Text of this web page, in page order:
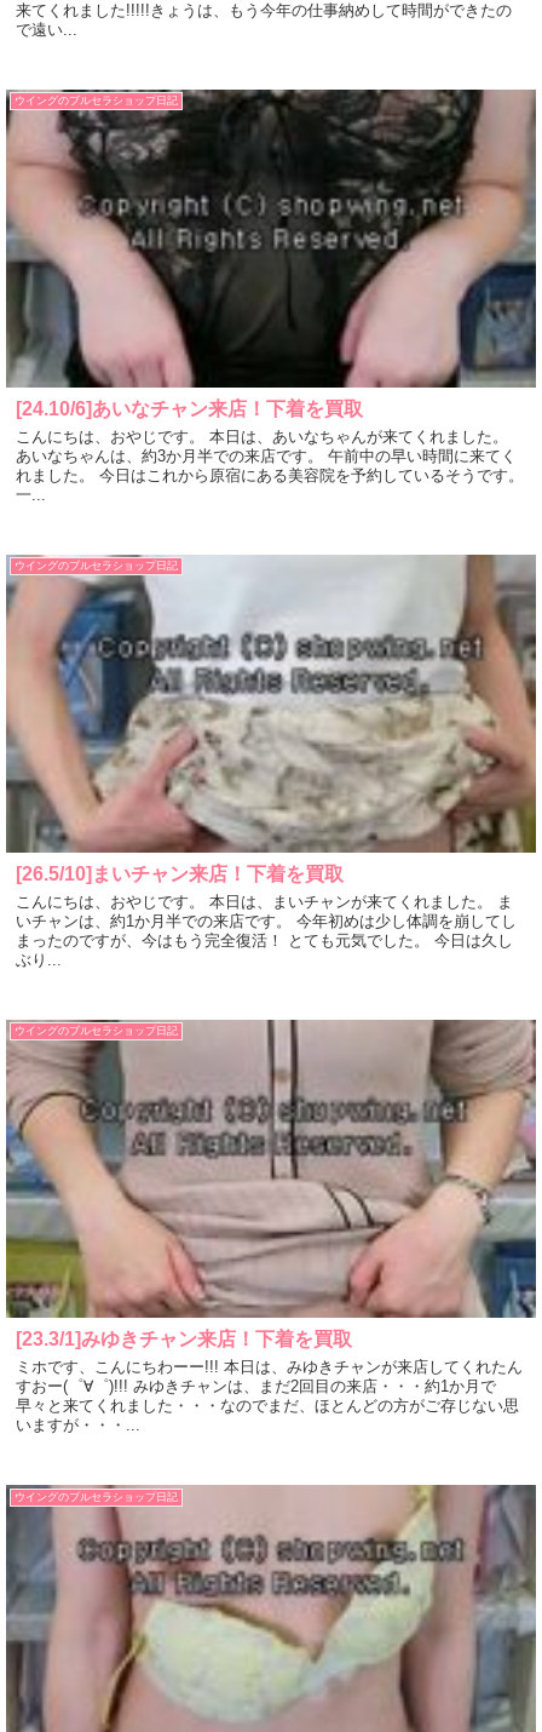
来てくれました!!!!!きょうは、もう今年の仕事納めして時間ができたの
で遠い...
ウイングのブルセラショップ日記
[24.10/6]あいなチャン来店！下着を買取
こんにちは、おやじです。 本日は、あいなちゃんが来てくれました。
あいなちゃんは、約3か月半での来店です。 午前中の早い時間に来てく
れました。 今日はこれから原宿にある美容院を予約しているそうです。
一...
ウイングのブルセラショップ日記
[26.5/10]まいチャン来店！下着を買取
こんにちは、おやじです。 本日は、まいチャンが来てくれました。 ま
いチャンは、約1か月半での来店です。 今年初めは少し体調を崩してし
まったのですが、今はもう完全復活！ とても元気でした。 今日は久し
ぶり...
ウイングのブルセラショップ日記
[23.3/1]みゆきチャン来店！下着を買取
ミホです、こんにちわーー!!! 本日は、みゆきチャンが来店してくれたん
すおー(゜∀゜)!!! みゆきチャンは、まだ2回目の来店・・・約1か月で
早々と来てくれました・・・なのでまだ、ほとんどの方がご存じない思
いますが・・・...
ウイングのブルセラショップ日記